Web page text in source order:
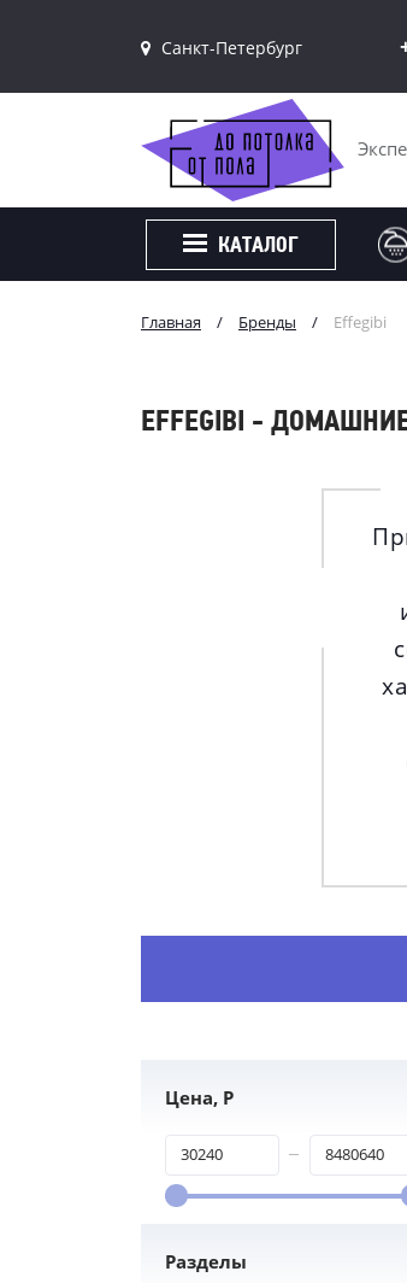
Санкт-Петербург
КАТАЛОГ
Главная / Бренды / Effegibi
EFFEGIBI -
Цена, Р
Разделы